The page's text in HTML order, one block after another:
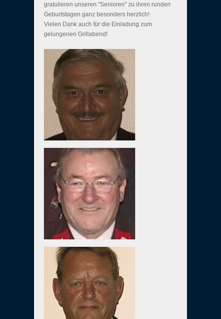
gratulieren unseren "Senioren" zu ihren runden
Geburtstagen ganz besonders herzlich!
Vielen Dank auch für die Einladung zum
gelungenen Grillabend!